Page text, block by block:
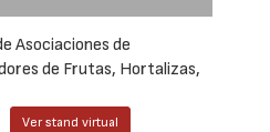
Asociaciones de
de Frutas, Hortalizas,
Ver stand virtual